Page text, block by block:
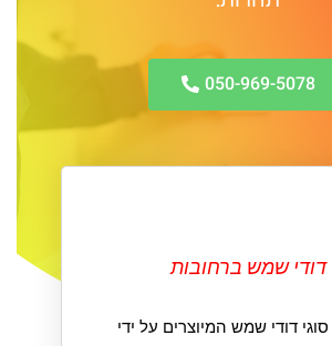
050-969-5078
דודי שמש ברחובות
סוגי דודי שמש המיוצרים על ידי